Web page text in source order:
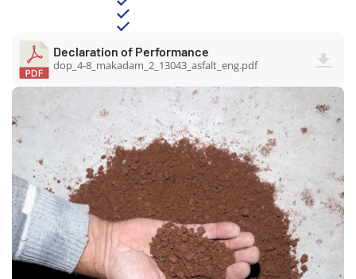
Declaration of Performance
dop_4-8_makadam_2_13043_asfalt_eng.pdf